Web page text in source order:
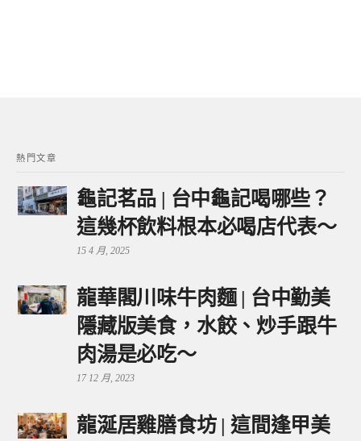
熱門文章
龜記茗品 | 台中龜記喝哪些？
這幾杯飲料根本必喝店代表～
15 4 月, 2025
龍華閣川味牛肉麵 | 台中勤美
隱藏版美食，水餃、炒手跟牛
肉湯是必吃～
17 12 月, 2023
龍涎居雞膳食坊 | 這間逢甲美